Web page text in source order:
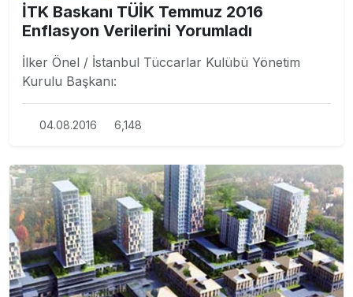
İTK Baskanı TÜİK Temmuz 2016
Enflasyon Verilerini Yorumladı
İlker Önel / İstanbul Tüccarlar Kulübü Yönetim
Kurulu Başkanı:
04.08.2016 6,148